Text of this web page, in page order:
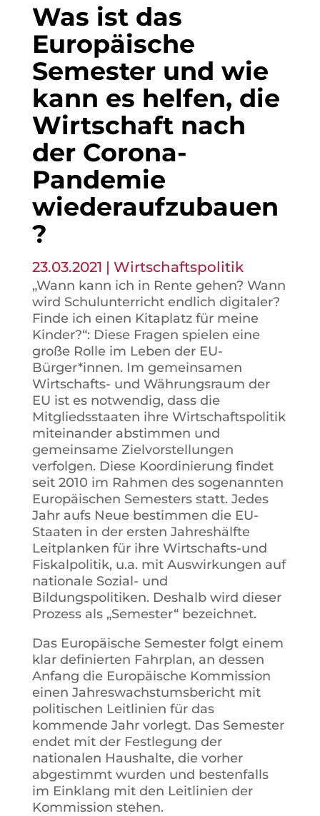
Was ist das
Europäische
Semester und wie
kann es helfen, die
Wirtschaft nach
der Corona-
Pandemie
wiederaufzubauen
?
23.03.2021 | Wirtschaftspolitik
„Wann kann ich in Rente gehen? Wann
wird Schulunterricht endlich digitaler?
Finde ich einen Kitaplatz für meine
Kinder?“: Diese Fragen spielen eine
große Rolle im Leben der EU-
Bürger*innen. Im gemeinsamen
Wirtschafts- und Währungsraum der
EU ist es notwendig, dass die
Mitgliedsstaaten ihre Wirtschaftspolitik
miteinander abstimmen und
gemeinsame Zielvorstellungen
verfolgen. Diese Koordinierung findet
seit 2010 im Rahmen des sogenannten
Europäischen Semesters statt. Jedes
Jahr aufs Neue bestimmen die EU-
Staaten in der ersten Jahreshälfte
Leitplanken für ihre Wirtschafts-und
Fiskalpolitik, u.a. mit Auswirkungen auf
nationale Sozial- und
Bildungspolitiken. Deshalb wird dieser
Prozess als „Semester“ bezeichnet.
Das Europäische Semester folgt einem
klar definierten Fahrplan, an dessen
Anfang die Europäische Kommission
einen Jahreswachstumsbericht mit
politischen Leitlinien für das
kommende Jahr vorlegt. Das Semester
endet mit der Festlegung der
nationalen Haushalte, die vorher
abgestimmt wurden und bestenfalls
im Einklang mit den Leitlinien der
Kommission stehen.